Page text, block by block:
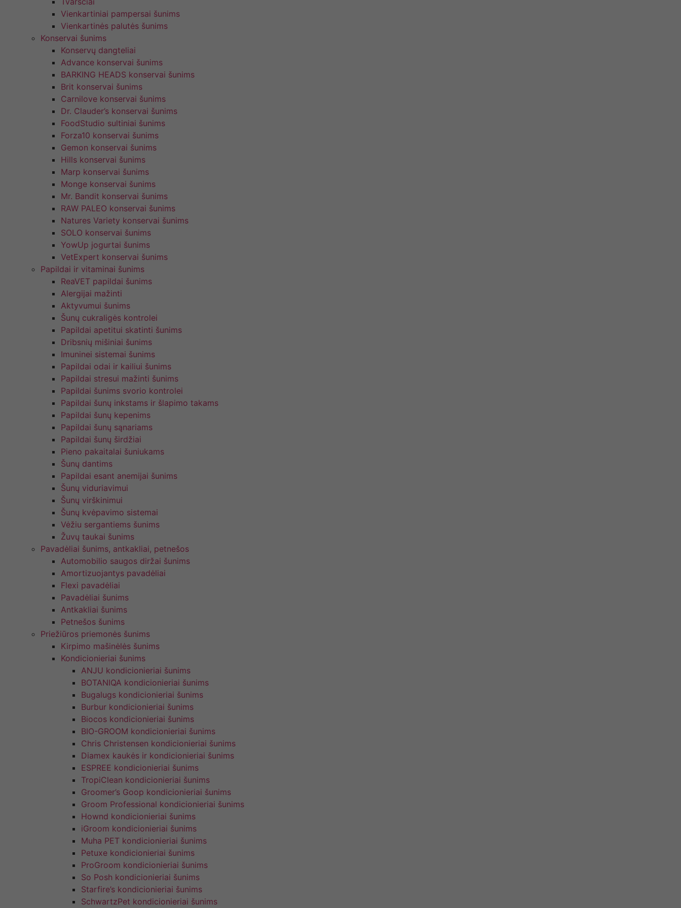
Vienkartiniai pampersai šunims
Vienkartinės palutės šunims
Konservai šunims
Konservų dangteliai
Advance konservai šunims
BARKING HEADS konservai šunims
Brit konservai šunims
Carnilove konservai šunims
Dr. Clauder’s konservai šunims
FoodStudio sultiniai šunims
Forza10 konservai šunims
Gemon konservai šunims
Hills konservai šunims
Marp konservai šunims
Monge konservai šunims
Mr. Bandit konservai šunims
RAW PALEO konservai šunims
Natures Variety konservai šunims
SOLO konservai šunims
YowUp jogurtai šunims
VetExpert konservai šunims
Papildai ir vitaminai šunims
ReaVET papildai šunims
Alergijai mažinti
Aktyvumui šunims
Šunų cukraligės kontrolei
Papildai apetitui skatinti šunims
Dribsnių mišiniai šunims
Imuninei sistemai šunims
Papildai odai ir kailiui šunims
Papildai stresui mažinti šunims
Papildai šunims svorio kontrolei
Papildai šunų inkstams ir šlapimo takams
Papildai šunų kepenims
Papildai šunų sąnariams
Papildai šunų širdžiai
Pieno pakaitalai šuniukams
Šunų dantims
Papildai esant anemijai šunims
Šunų viduriavimui
Šunų virškinimui
Šunų kvėpavimo sistemai
Vėžiu sergantiems šunims
Žuvų taukai šunims
Pavadėliai šunims, antkakliai, petnešos
Automobilio saugos diržai šunims
Amortizuojantys pavadėliai
Flexi pavadėliai
Pavadėliai šunims
Antkakliai šunims
Petnešos šunims
Priežiūros priemonės šunims
Kirpimo mašinėlės šunims
Kondicionieriai šunims
ANJU kondicionieriai šunims
BOTANIQA kondicionieriai šunims
Bugalugs kondicionieriai šunims
Burbur kondicionieriai šunims
Biocos kondicionieriai šunims
BIO-GROOM kondicionieriai šunims
Chris Christensen kondicionieriai šunims
Diamex kaukės ir kondicionieriai šunims
ESPREE kondicionieriai šunims
TropiClean kondicionieriai šunims
Groomer’s Goop kondicionieriai šunims
Groom Professional kondicionieriai šunims
Hownd kondicionieriai šunims
iGroom kondicionieriai šunims
Muha PET kondicionieriai šunims
Petuxe kondicionieriai šunims
ProGroom kondicionieriai šunims
So Posh kondicionieriai šunims
Starfire’s kondicionieriai šunims
SchwartzPet kondicionieriai šunims